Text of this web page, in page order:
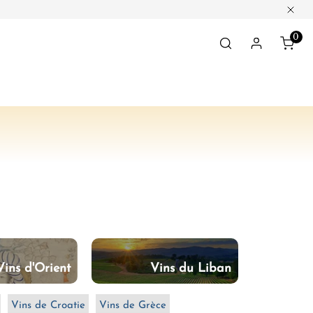
0
d'Orient Vins du Liban
Vins de Croatie Vins de Grèce